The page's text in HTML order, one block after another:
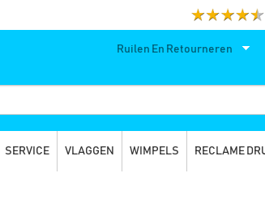
Ruilen En Retourneren
SERVICE VLAGGEN WIMPELS RECLAME